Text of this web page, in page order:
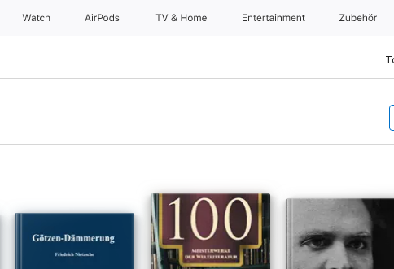
Watch AirPods TV & Home Entertainment Zubehör